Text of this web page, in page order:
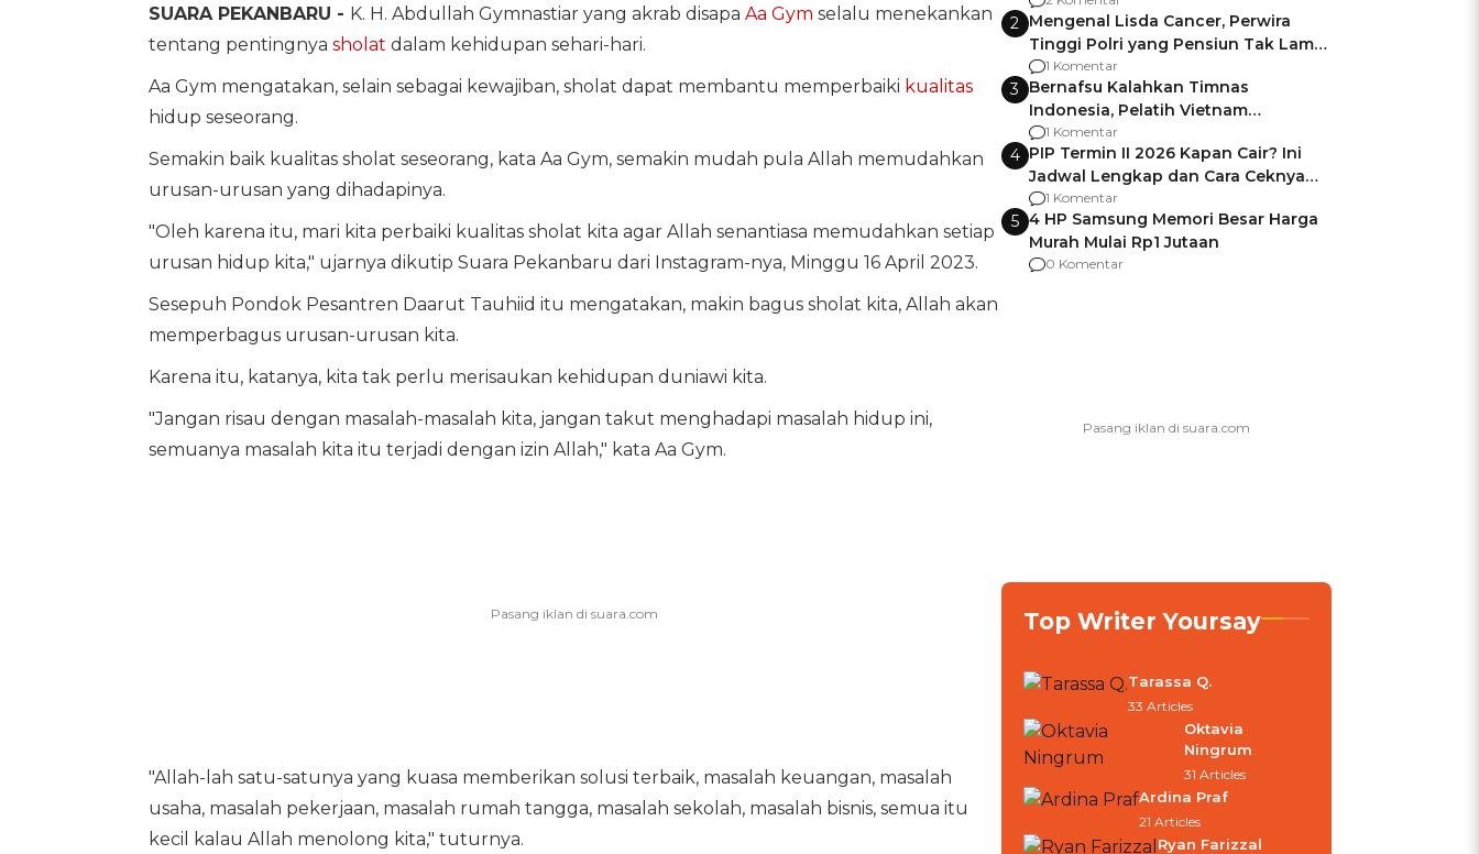
SUARA PEKANBARU - K. H. Abdullah Gymnastiar yang akrab disapa Aa Gym selalu menekankan
tentang pentingnya sholat dalam kehidupan sehari-hari.
Aa Gym mengatakan, selain sebagai kewajiban, sholat dapat membantu memperbaiki kualitas
hidup seseorang.
Semakin baik kualitas sholat seseorang, kata Aa Gym, semakin mudah pula Allah memudahkan
urusan-urusan yang dihadapinya.
"Oleh karena itu, mari kita perbaiki kualitas sholat kita agar Allah senantiasa memudahkan setiap
urusan hidup kita," ujarnya dikutip Suara Pekanbaru dari Instagram-nya, Minggu 16 April 2023.
Sesepuh Pondok Pesantren Daarut Tauhiid itu mengatakan, makin bagus sholat kita, Allah akan
memperbagus urusan-urusan kita.
Karena itu, katanya, kita tak perlu merisaukan kehidupan duniawi kita.
"Jangan risau dengan masalah-masalah kita, jangan takut menghadapi masalah hidup ini,
semuanya masalah kita itu terjadi dengan izin Allah," kata Aa Gym.
"Allah-lah satu-satunya yang kuasa memberikan solusi terbaik, masalah keuangan, masalah
usaha, masalah pekerjaan, masalah rumah tangga, masalah sekolah, masalah bisnis, semua itu
kecil kalau Allah menolong kita," tuturnya.
2 Mengenal Lisda Cancer, Perwira
Tinggi Polri yang Pensiun Tak Lama
Usai Jadi Brigjen
1 Komentar
3 Bernafsu Kalahkan Timnas
Indonesia, Pelatih Vietnam
Berencana Pakai Jimat di Pakansari
1 Komentar
4 PIP Termin II 2026 Kapan Cair? Ini
Jadwal Lengkap dan Cara Ceknya
agar Dana Tidak Hangus!
1 Komentar
5 4 HP Samsung Memori Besar Harga
Murah Mulai Rp1 Jutaan
0 Komentar
Top Writer Yoursay
Tarassa Q.
33 Articles
Oktavia
Ningrum
31 Articles
Ardina Praf
21 Articles
Ryan Farizzal